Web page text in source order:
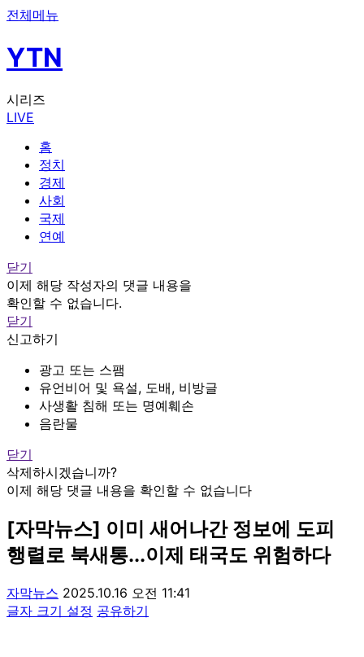
전체메뉴
YTN
시리즈
LIVE
홈
정치
경제
사회
국제
연예
닫기
이제 해당 작성자의 댓글 내용을
확인할 수 없습니다.
닫기
신고하기
광고 또는 스팸
유언비어 및 욕설, 도배, 비방글
사생활 침해 또는 명예훼손
음란물
닫기
삭제하시겠습니까?
이제 해당 댓글 내용을 확인할 수 없습니다
[자막뉴스] 이미 새어나간 정보에 도피
행렬로 북새통...이제 태국도 위험하다
자막뉴스 2025.10.16 오전 11:41
글자 크기 설정 공유하기